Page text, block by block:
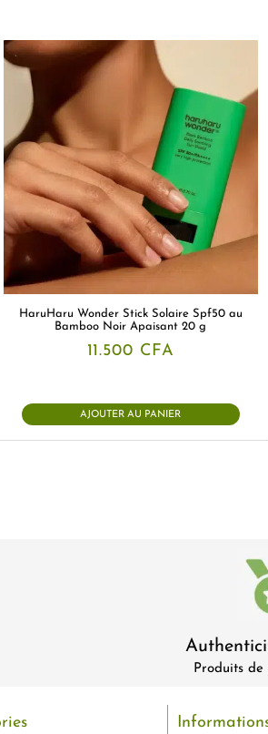
HaruHaru Wonder Stick Solaire Spf50 au
Bamboo Noir Apaisant 20 g
11.500 CFA
AJOUTER AU PANIER
Produits